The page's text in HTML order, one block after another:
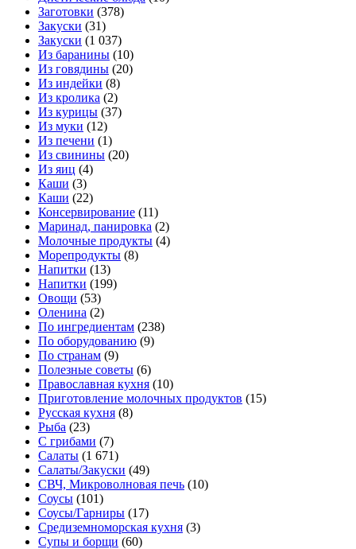
Заготовки (378)
Закуски (31)
Закуски (1 037)
Из баранины (10)
Из говядины (20)
Из индейки (8)
Из кролика (2)
Из курицы (37)
Из муки (12)
Из печени (1)
Из свинины (20)
Из яиц (4)
Каши (3)
Каши (22)
Консервирование (11)
Маринад, панировка (2)
Молочные продукты (4)
Морепродукты (8)
Напитки (13)
Напитки (199)
Овощи (53)
Оленина (2)
По ингредиентам (238)
По оборудованию (9)
По странам (9)
Полезные советы (6)
Православная кухня (10)
Приготовление молочных продуктов (15)
Русская кухня (8)
Рыба (23)
С грибами (7)
Салаты (1 671)
Салаты/Закуски (49)
СВЧ, Микроволновая печь (10)
Соусы (101)
Соусы/Гарниры (17)
Средиземноморская кухня (3)
Супы и борщи (60)